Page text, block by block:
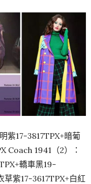
紫17-3817TPX+暗葡
Coach 1941（2）：
轎車黑19-
紫17-3617TPX+白紅